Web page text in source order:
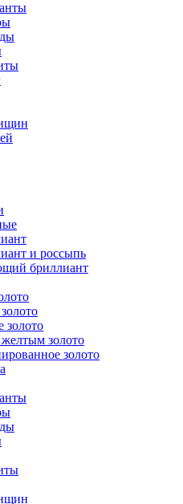
и россыпь
бриллиант
золото
желтым золото
золото